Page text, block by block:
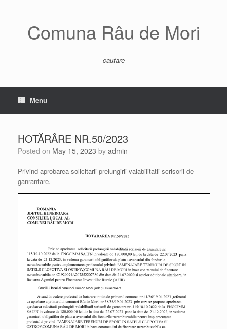
Comuna Râu de Mori
cautare
Menu
HOTĂRÂRE NR.50/2023
Posted on May 15, 2023 by admin
Privind aprobarea solicitarii prelungirii valabilitatii scrisorii de
ganrantare.